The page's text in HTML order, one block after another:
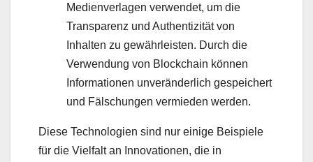
Medienverlagen verwendet, um die
Transparenz und Authentizität von
Inhalten zu gewährleisten. Durch die
Verwendung von Blockchain können
Informationen unveränderlich gespeichert
und Fälschungen vermieden werden.
Diese Technologien sind nur einige Beispiele
für die Vielfalt an Innovationen, die in